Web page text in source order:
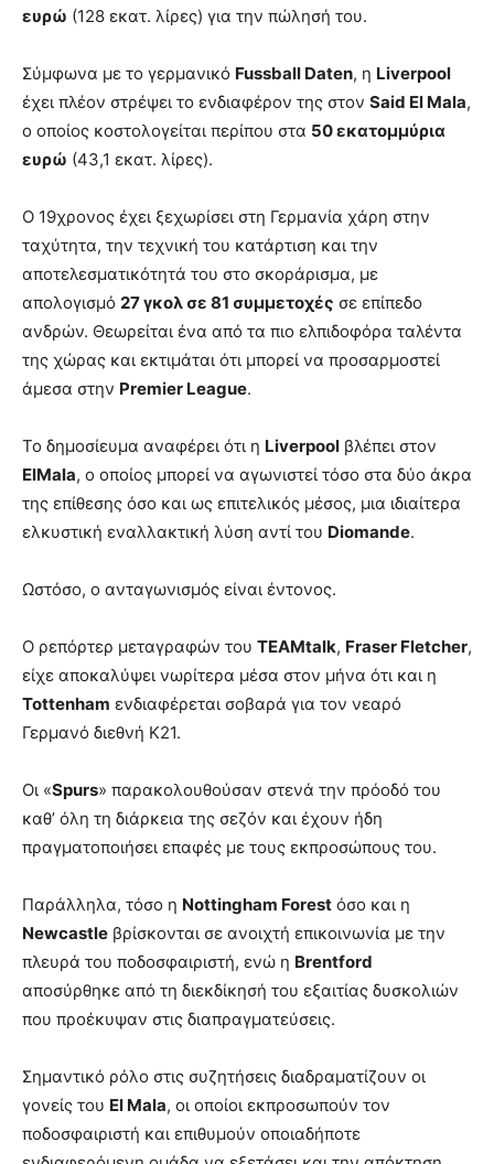
ευρώ (128 εκατ. λίρες) για την πώλησή του.
Σύμφωνα με το γερμανικό Fussball Daten, η Liverpool
έχει πλέον στρέψει το ενδιαφέρον της στον Said El Mala,
ο οποίος κοστολογείται περίπου στα 50 εκατομμύρια
ευρώ (43,1 εκατ. λίρες).
Ο 19χρονος έχει ξεχωρίσει στη Γερμανία χάρη στην
ταχύτητα, την τεχνική του κατάρτιση και την
αποτελεσματικότητά του στο σκοράρισμα, με
απολογισμό 27 γκολ σε 81 συμμετοχές σε επίπεδο
ανδρών. Θεωρείται ένα από τα πιο ελπιδοφόρα ταλέντα
της χώρας και εκτιμάται ότι μπορεί να προσαρμοστεί
άμεσα στην Premier League.
Το δημοσίευμα αναφέρει ότι η Liverpool βλέπει στον
ElMala, ο οποίος μπορεί να αγωνιστεί τόσο στα δύο άκρα
της επίθεσης όσο και ως επιτελικός μέσος, μια ιδιαίτερα
ελκυστική εναλλακτική λύση αντί του Diomande.
Ωστόσο, ο ανταγωνισμός είναι έντονος.
Ο ρεπόρτερ μεταγραφών του TEAMtalk, Fraser Fletcher,
είχε αποκαλύψει νωρίτερα μέσα στον μήνα ότι και η
Tottenham ενδιαφέρεται σοβαρά για τον νεαρό
Γερμανό διεθνή Κ21.
Οι «Spurs» παρακολουθούσαν στενά την πρόοδό του
καθ’ όλη τη διάρκεια της σεζόν και έχουν ήδη
πραγματοποιήσει επαφές με τους εκπροσώπους του.
Παράλληλα, τόσο η Nottingham Forest όσο και η
Newcastle βρίσκονται σε ανοιχτή επικοινωνία με την
πλευρά του ποδοσφαιριστή, ενώ η Brentford
αποσύρθηκε από τη διεκδίκησή του εξαιτίας δυσκολιών
που προέκυψαν στις διαπραγματεύσεις.
Σημαντικό ρόλο στις συζητήσεις διαδραματίζουν οι
γονείς του El Mala, οι οποίοι εκπροσωπούν τον
ποδοσφαιριστή και επιθυμούν οποιαδήποτε